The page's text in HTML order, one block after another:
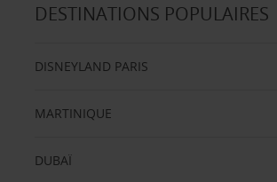
DESTINATIONS POPULAIRES
DISNEYLAND PARIS
MARTINIQUE
DUBAÏ